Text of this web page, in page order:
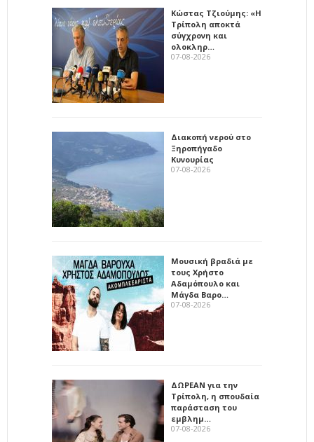
Κώστας Τζιούμης: «Η
Τρίπολη αποκτά
σύγχρονη και
ολοκληρ…
07-08-2026
Διακοπή νερού στο
Ξηροπήγαδο
Κυνουρίας
07-08-2026
Μουσική βραδιά με
τους Χρήστο
Αδαμόπουλο και
Μάγδα Βαρο…
07-08-2026
ΔΩΡΕΑΝ για την
Τρίπολη, η σπουδαία
παράσταση του
εμβλημ…
07-08-2026